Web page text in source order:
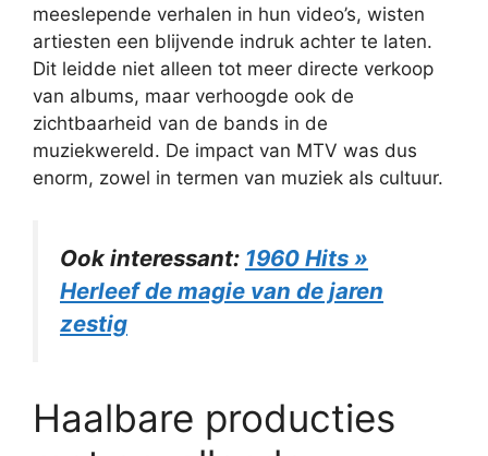
meeslepende verhalen in hun video’s, wisten
artiesten een blijvende indruk achter te laten.
Dit leidde niet alleen tot meer directe verkoop
van albums, maar verhoogde ook de
zichtbaarheid van de bands in de
muziekwereld. De impact van MTV was dus
enorm, zowel in termen van muziek als cultuur.
Ook interessant: 1960 Hits »
Herleef de magie van de jaren
zestig
Haalbare producties